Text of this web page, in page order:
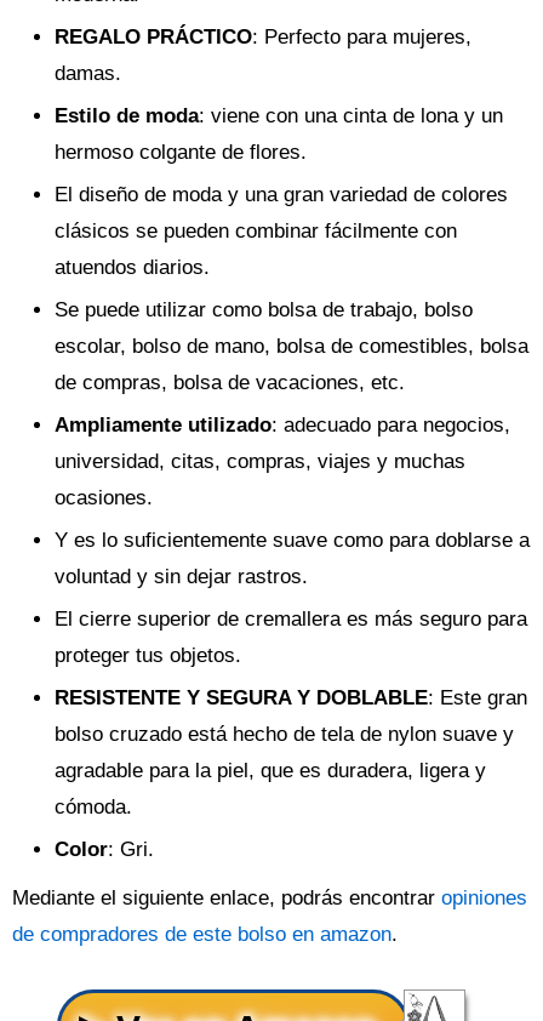
REGALO PRÁCTICO: Perfecto para mujeres,
damas.
Estilo de moda: viene con una cinta de lona y un
hermoso colgante de flores.
El diseño de moda y una gran variedad de colores
clásicos se pueden combinar fácilmente con
atuendos diarios.
Se puede utilizar como bolsa de trabajo, bolso
escolar, bolso de mano, bolsa de comestibles, bolsa
de compras, bolsa de vacaciones, etc.
Ampliamente utilizado: adecuado para negocios,
universidad, citas, compras, viajes y muchas
ocasiones.
Y es lo suficientemente suave como para doblarse a
voluntad y sin dejar rastros.
El cierre superior de cremallera es más seguro para
proteger tus objetos.
RESISTENTE Y SEGURA Y DOBLABLE: Este gran
bolso cruzado está hecho de tela de nylon suave y
agradable para la piel, que es duradera, ligera y
cómoda.
Color: Gri.
Mediante el siguiente enlace, podrás encontrar opiniones
de compradores de este bolso en amazon.